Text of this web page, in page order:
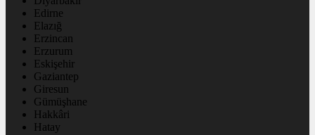
Edirne
Elazığ
Erzincan
Erzurum
Eskişehir
Gaziantep
Giresun
Gümüşhane
Hakkâri
Hatay